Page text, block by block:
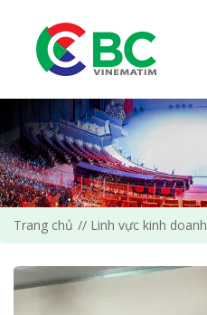
Trang chủ Linh vực kinh doanh